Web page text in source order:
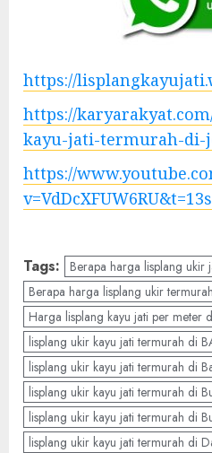
https://
https://
kayu-jati-termurah-di-
https://
v=VdDcXFUW6RU&t=13s
Tags: Berapa harga lisplang ukir
Berapa harga lisplang ukir
Harga lisplang kayu jati per meter
lisplang ukir kayu jati termurah di
lisplang ukir kayu jati termurah di
lisplang ukir kayu jati termurah di
lisplang ukir kayu jati termurah di
lisplang ukir kayu jati termurah di